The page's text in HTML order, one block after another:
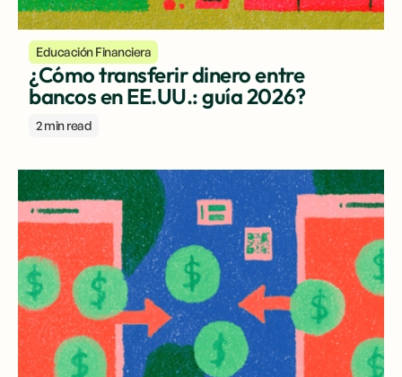
Educación Financiera
¿Cómo transferir dinero entre
bancos en EE.UU.: guía 2026?
2 min read